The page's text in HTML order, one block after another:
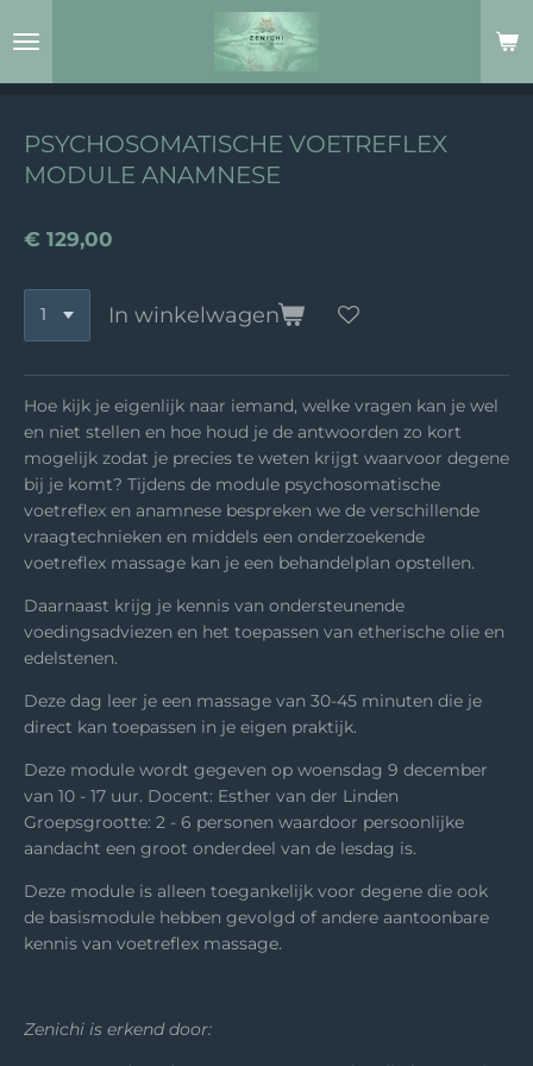
direct
PSYCHOSOMATISCHE VOETREFLEX
MODULE ANAMNESE
€ 129,00
In winkelwagen
Hoe kijk je eigenlijk naar iemand, welke vragen kan je wel
en niet stellen en hoe houd je de antwoorden zo kort
mogelijk zodat je precies te weten krijgt waarvoor degene
bij je komt? Tijdens de module psychosomatische
voetreflex en anamnese bespreken we de verschillende
vraagtechnieken en middels een onderzoekende
voetreflex massage kan je een behandelplan opstellen.
Daarnaast krijg je kennis van ondersteunende
voedingsadviezen en het toepassen van etherische olie en
edelstenen.
Deze dag leer je een massage van 30-45 minuten die je
direct kan toepassen in je eigen praktijk.
Deze module wordt gegeven op woensdag 9 december
van 10 - 17 uur. Docent: Esther van der Linden
Groepsgrootte: 2 - 6 personen waardoor persoonlijke
aandacht een groot onderdeel van de lesdag is.
Deze module is alleen toegankelijk voor degene die ook
de basismodule hebben gevolgd of andere aantoonbare
kennis van voetreflex massage.
Zenichi is erkend door: